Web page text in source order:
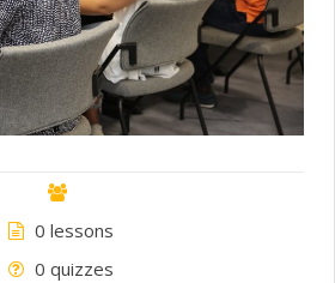
0 lessons
0 quizzes